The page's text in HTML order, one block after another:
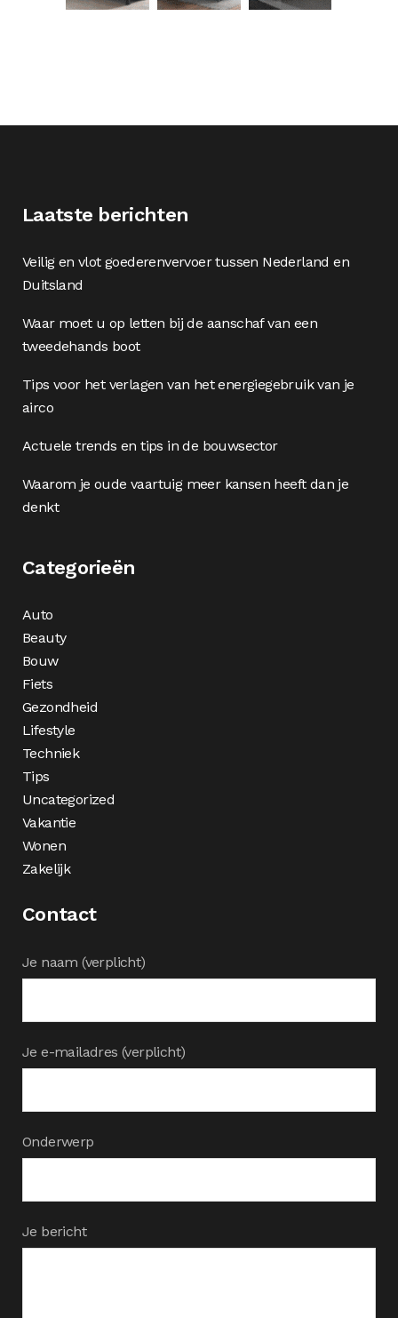
Laatste berichten
Veilig en vlot goederenvervoer tussen Nederland en
Duitsland
Waar moet u op letten bij de aanschaf van een
tweedehands boot
Tips voor het verlagen van het energiegebruik van je
airco
Actuele trends en tips in de bouwsector
Waarom je oude vaartuig meer kansen heeft dan je
denkt
Categorieën
Auto
Beauty
Bouw
Fiets
Gezondheid
Lifestyle
Techniek
Tips
Uncategorized
Vakantie
Wonen
Zakelijk
Contact
Je naam (verplicht)
Je e-mailadres (verplicht)
Onderwerp
Je bericht